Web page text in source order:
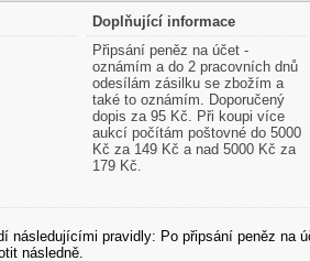
Doplňující informace
Připsání peněz na účet -
oznámím a do 2 pracovních dnů
odesílám zásilku se zbožím a
také to oznámím. Doporučený
dopis za 95 Kč. Při koupi více
aukcí počítám poštovné do 5000
Kč za 149 Kč a nad 5000 Kč za
179 Kč.
pravidly: Po připsání peněz na
následně.